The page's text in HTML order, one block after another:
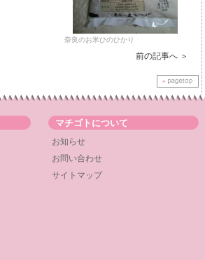
奈良のお米ひのひかり
前の記事へ ＞
マチゴトについて
お知らせ
お問い合わせ
サイトマップ